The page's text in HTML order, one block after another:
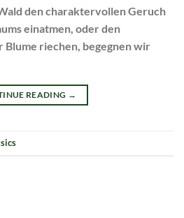
den charaktervollen Geruch
einatmen, oder den
riechen, begegnen wir
READING →